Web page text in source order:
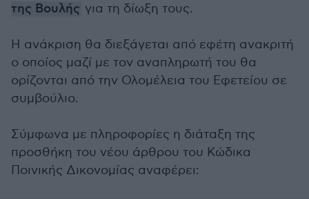
της Βουλής για τη δίωξη τους.
Η ανάκριση θα διεξάγεται από εφέτη ανακριτή
ο οποίος μαζί με τον αναπληρωτή του θα
ορίζονται από την Ολομέλεια του Εφετείου σε
συμβούλιο.
Σύμφωνα με πληροφορίες η διάταξη της
προσθήκη του νέου άρθρου του Κώδικα
Ποινικής Δικονομίας αναφέρει: